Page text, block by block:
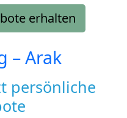
erhalten
–Arak
persönliche